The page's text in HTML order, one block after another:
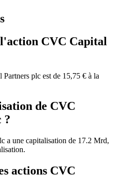
CVC Capital
plc est de 15,75 € à la
de CVC
?
a une capitalisation de 17.2 Mrd,
actions CVC